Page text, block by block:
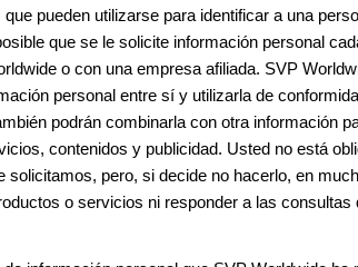
pueden utilizarse para identificar a una
que se le solicite información personal
o con una empresa afiliada. SVP
personal entre sí y utilizarla de
podrán combinarla con otra información
contenidos y publicidad. Usted no está
solicitamos, pero, si decide no hacerlo, en
o servicios ni responder a las consultas